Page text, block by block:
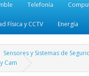
Telefonía
Física y CCTV Energía
Sensores y Sistemas de
Cam